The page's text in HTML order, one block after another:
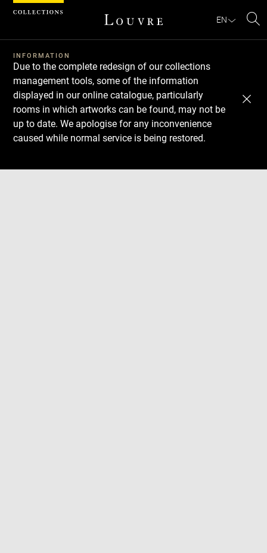
EN
INFORMATION
Due to the complete redesign of our collections
management tools, some of the information
displayed in our online catalogue, particularly
rooms in which artworks can be found, may not be
up to date. We apologise for any inconvenience
caused while normal service is being restored.
Download
Next
Previous
Cookies management panel